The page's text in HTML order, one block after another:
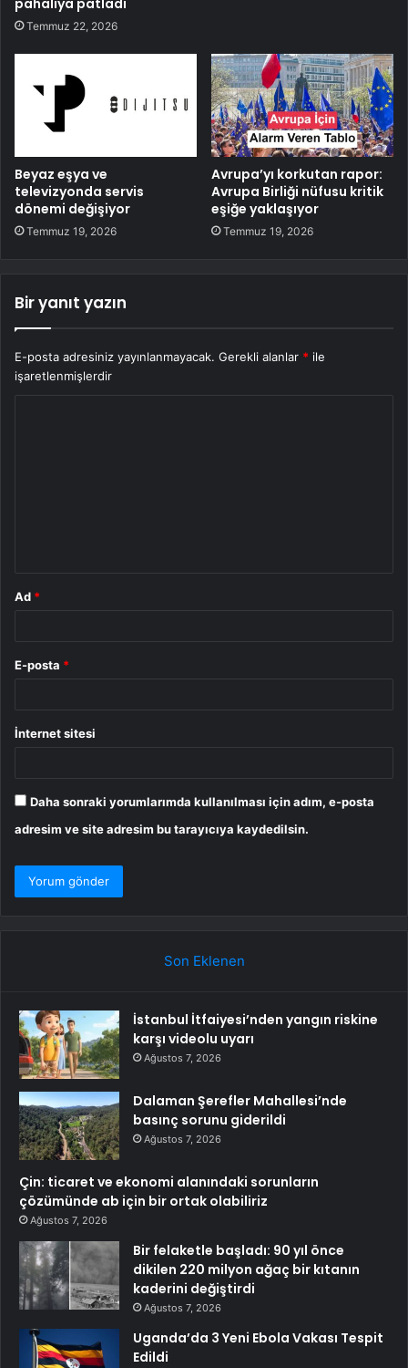
pahalıya patladı
Temmuz 22, 2026
Beyaz eşya ve
televizyonda servis
dönemi değişiyor
Temmuz 19, 2026
Avrupa’yı korkutan rapor:
Avrupa Birliği nüfusu kritik
eşiğe yaklaşıyor
Temmuz 19, 2026
Bir yanıt yazın
E-posta adresiniz yayınlanmayacak. Gerekli alanlar * ile
işaretlenmişlerdir
Ad *
E-posta *
İnternet sitesi
Daha sonraki yorumlarımda kullanılması için adım, e-posta
adresim ve site adresim bu tarayıcıya kaydedilsin.
Son Eklenen
İstanbul İtfaiyesi’nden yangın riskine
karşı videolu uyarı
Ağustos 7, 2026
Dalaman Şerefler Mahallesi’nde
basınç sorunu giderildi
Ağustos 7, 2026
Çin: ticaret ve ekonomi alanındaki sorunların
çözümünde ab için bir ortak olabiliriz
Ağustos 7, 2026
Bir felaketle başladı: 90 yıl önce
dikilen 220 milyon ağaç bir kıtanın
kaderini değiştirdi
Ağustos 7, 2026
Uganda’da 3 Yeni Ebola Vakası Tespit
Edildi